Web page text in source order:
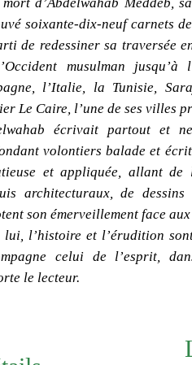
d’Abdelwahab Meddeb,
soixante-dix-neuf carnets
de redessiner sa traversée
musulman jusqu’à
l’Italie, la Tunisie,
Le Caire, l’une de ses villes
écrivait partout et
volontiers balade et
et appliquée, allant de
architecturaux, de
son émerveillement face
lui, l’histoire et l’érudition
celui de l’esprit,
le lecteur.